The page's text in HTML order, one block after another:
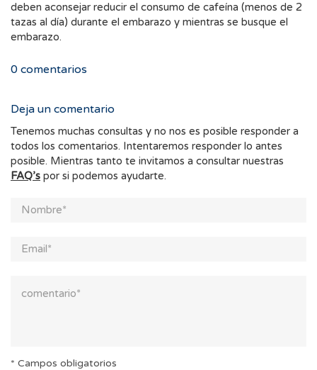
deben aconsejar reducir el consumo de cafeína (menos de 2
tazas al día) durante el embarazo y mientras se busque el
embarazo.
0 comentarios
Deja un comentario
Tenemos muchas consultas y no nos es posible responder a
todos los comentarios. Intentaremos responder lo antes
posible. Mientras tanto te invitamos a consultar nuestras
FAQ’s por si podemos ayudarte.
* Campos obligatorios